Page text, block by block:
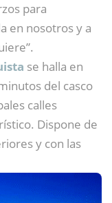
para
en nosotros y a
se halla en
del casco
calles
Dispone de
y con las